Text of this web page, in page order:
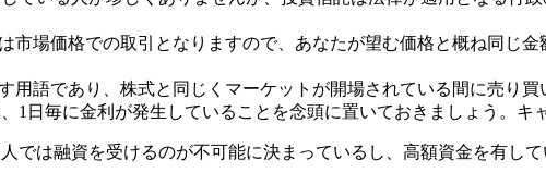
市場価格での取引となりますので、あなたが望む価格と概ね同じ
用語であり、株式と同じくマーケットが開場されている間に売り買
1日毎に金利が発生していることを念頭に置いておきましょう。キ
では融資を受けるのが不可能に決まっているし、高額資金を有